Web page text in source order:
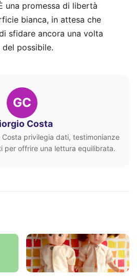
una promessa di libertà
bianca, in attesa che
sfidare ancora una volta
possibile.
GC
Costa
Costa privilegia dati, testimonianze
per offrire una lettura equilibrata.